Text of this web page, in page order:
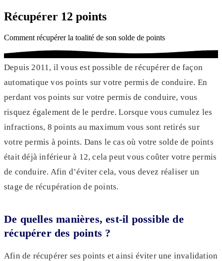
Récupérer 12 points
Comment récupérer la toalité de son solde de points
Depuis 2011, il vous est possible de récupérer de façon
automatique vos points sur votre permis de conduire. En
perdant vos points sur votre permis de conduire, vous
risquez également de le perdre. Lorsque vous cumulez les
infractions, 8 points au maximum vous sont retirés sur
votre permis à points. Dans le cas où votre solde de points
était déjà inférieur à 12, cela peut vous coûter votre permis
de conduire. Afin d’éviter cela, vous devez réaliser un
stage de récupération de points.
De quelles manières, est-il possible de
récupérer des points ?
Afin de récupérer ses points et ainsi éviter une invalidation